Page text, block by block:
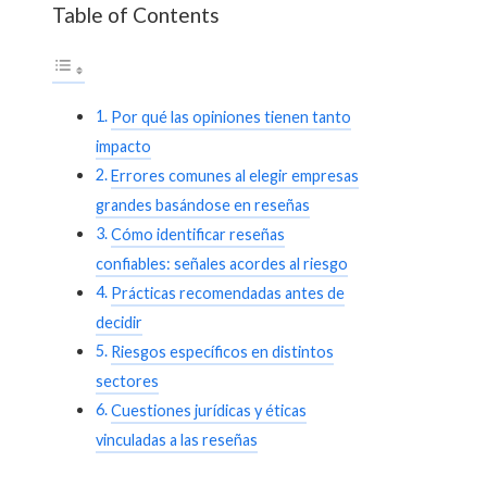
Table of Contents
Por qué las opiniones tienen tanto
impacto
Errores comunes al elegir empresas
grandes basándose en reseñas
Cómo identificar reseñas
confiables: señales acordes al riesgo
Prácticas recomendadas antes de
decidir
Riesgos específicos en distintos
sectores
Cuestiones jurídicas y éticas
vinculadas a las reseñas